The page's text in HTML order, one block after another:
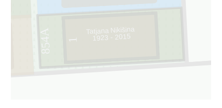
854A 1
Tatjana Nikišina
1923 - 2015